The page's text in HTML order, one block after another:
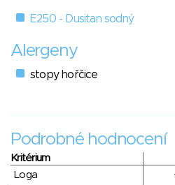
E250 - Dusitan sodný
Alergeny
stopy hořčice
Podrobné hodnocení
Kritérium
Loga